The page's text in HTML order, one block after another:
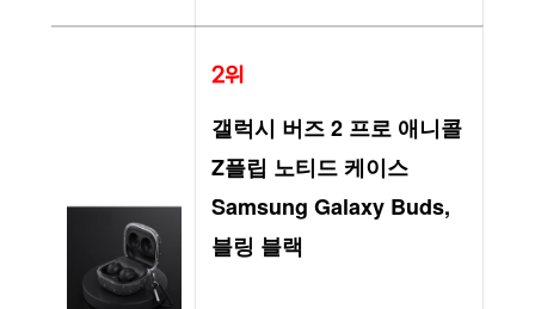
2위
갤럭시 버즈 2 프로 애니콜
Z플립 노티드 케이스
Samsung Galaxy Buds,
블링 블랙